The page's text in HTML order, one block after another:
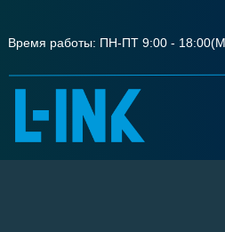
Время работы: ПН-ПТ 9:00 -